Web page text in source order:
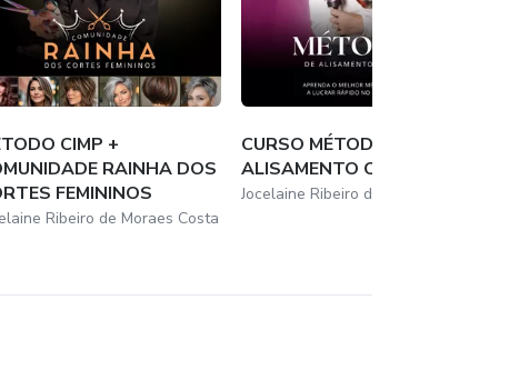
CIMP +
RAINHA DOS
FEMININOS
Ribeiro de Moraes Costa
CURSO MÉTODO JR DE
ALISAMENTO CAPILAR
Jocelaine Ribeiro de Moraes Costa